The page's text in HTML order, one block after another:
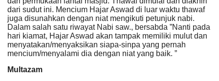
dari sudut ini. Mencium Hajar Aswad di luar waktu thawaf
juga disunahkan dengan niat mengikuti petunjuk nabi.
Dalam salah satu riwayat Nabi saw., bersabda ”Nanti pada
hari kiamat, Hajar Aswad akan tampak memiliki mulut dan
menyatakan/menyaksikan siapa-sinpa yang pernah
mencium/menyalami dia dengan niat yang baik. ”
Multazam